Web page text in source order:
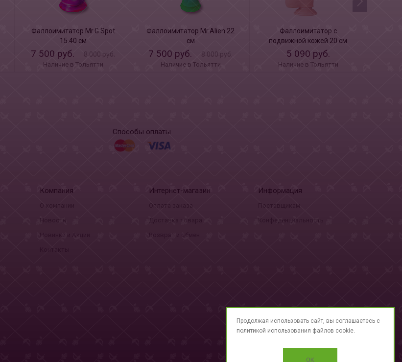
Фаллоимитатор Mr.G Spot
15.40 см
7 500 руб. 8 000 руб.
Наличие в Тольятти
Фаллоимитатор Mr.Alien 22
см
7 500 руб. 8 000 руб.
Наличие в Тольятти
Фаллоимитатор с
подвижной кожей 20 см
"8.0"
5 090 руб.
Наличие в Тольятти
Способы оплаты
Компания
О компании
Новости
Новинки и Акции
Контакты
Интернет-магазин
Оплата заказа
Доставка товара
Возврат и обмен
Информация
Поставщикам
Конфеденциальность
Продолжая использовать сайт, вы соглашаетесь с
политикой использования файлов cookie.
OK